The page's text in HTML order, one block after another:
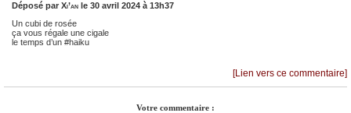
Déposé par Xi’an le 30 avril 2024 à 13h37
Un cubi de rosée
ça vous régale une cigale
le temps d’un #haiku
[Lien vers ce commentaire]
Votre commentaire :